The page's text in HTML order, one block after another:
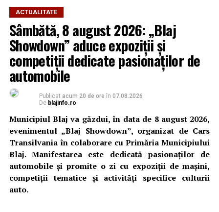
„Este un punct de activitate socială foarte important
pentru comunitatea noastră. Vom oferi servicii pe care nu
ACTUALITATE
Sâmbătă, 8 august 2026: „Blaj
Showdown” aduce expoziții și
competiții dedicate pasionaților de
automobile
Publicat acum 20 de ore în 07.08.2026
De blajinfo.ro
Municipiul Blaj va găzdui, în data de 8 august 2026,
evenimentul „Blaj Showdown”, organizat de Cars
Transilvania în colaborare cu Primăria Municipiului
Blaj. Manifestarea este dedicată pasionaților de
automobile și promite o zi cu expoziții de mașini,
competiții tematice și activități specifice culturii
auto.